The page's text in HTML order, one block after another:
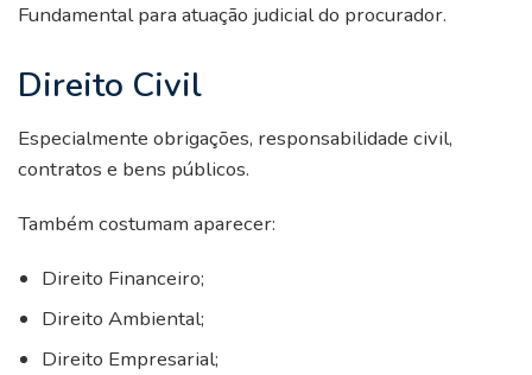
Fundamental para atuação judicial do procurador.
Direito Civil
Especialmente obrigações, responsabilidade civil,
contratos e bens públicos.
Também costumam aparecer:
Direito Financeiro;
Direito Ambiental;
Direito Empresarial;